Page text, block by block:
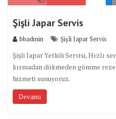
Şişli Japar Servis
bbadmin Şişli Japar Servis
Şişli Japar Yetkili Servisi, Hızlı
kırmadan dökmeden gömme
hizmeti sunuyoruz.
Devamı